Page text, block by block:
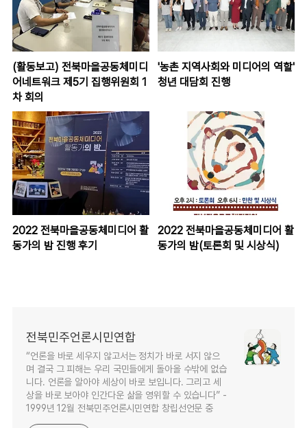
(활동보고) 전북마을공동체미디
어네트워크 제5기 집행위원회 1
차 회의
'농촌 지역사회와 미디어의 역할'
청년 대담회 진행
2022 전북마을공동체미디어 활
동가의 밤 진행 후기
2022 전북마을공동체미디어 활
동가의 밤(토론회 및 시상식)
전북민주언론시민연합
“언론을 바로 세우지 않고서는 정치가 바로 서지 않으
며 결국 그 피해는 우리 국민들에게 돌아올 수밖에 없습
니다. 언론을 알아야 세상이 바로 보입니다. 그리고 세
상을 바로 보아야 인간다운 삶을 영위할 수 있습니다” -
1999년 12월 전북민주언론시민연합 창립선언문 중